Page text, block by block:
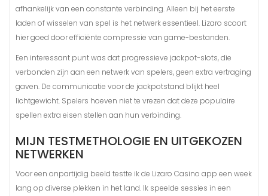
afhankelijk van een constante verbinding. Alleen bij het eerste
laden of wisselen van spel is het netwerk essentieel. Lizaro scoort
hier goed door efficiënte compressie van game-bestanden.
Een interessant punt was dat progressieve jackpot-slots, die
verbonden zijn aan een netwerk van spelers, geen extra vertraging
gaven. De communicatie voor de jackpotstand blijkt heel
lichtgewicht. Spelers hoeven niet te vrezen dat deze populaire
spellen extra eisen stellen aan hun verbinding.
MIJN TESTMETHOLOGIE EN UITGEKOZEN
NETWERKEN
Voor een onpartijdig beeld testte ik de Lizaro Casino app een week
lang op diverse plekken in het land. Ik speelde sessies in een